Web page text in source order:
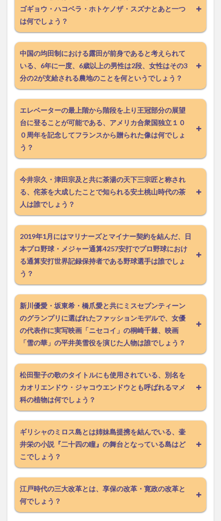
ゴギョウ・ハコベラ・ホトケノザ・スズナとあと一つ
は何でしょう？
中国の均田制における露田が前身であると考えられて
いる、6年に一度、6歳以上の男性は2段、女性はその3
分の2が支給される農地のことを何というでしょう？
エレベーターの最上階から階段を上り王冠部分の展望
台に登ることが可能である、アメリカ合衆国独立１０
０周年を記念してフランスから贈られた像は何でしょ
う？
今井宗久・津田宗及と共に茶湯の天下三宗匠と称され
る、侘茶を大成したことで知られる安土桃山時代の茶
人は誰でしょう？
2019年1月にはマリナーズとマイナー契約を結んだ、日
本プロ野球・メジャー通算4257安打でプロ野球におけ
る通算安打世界記録保持者である野球選手は誰でしょ
う？
新川優愛・坂東希・橋爪愛と共にミスセブンティーン
のグランプリに選ばれたファッションモデルで、女優
の代表作に実写映画「ニセコイ」の桐崎千棘、映画
「雪の華」の平井美雪役を演じた人物は誰でしょう？
松田聖子の歌のタイトルにも使用されている、別名を
カオリエンドウ・ジャコウエンドウとも呼ばれるマメ
科の植物は何でしょう？
ギリシャのミロス島とは姉妹島提携を結んでいる、壷
井栄の小説『二十四の瞳』の舞台となっている島はど
こでしょう？
江戸時代の三大改革とは、享保の改革・寛政の改革と
何でしょう？